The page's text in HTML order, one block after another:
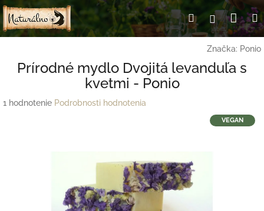
Prejsť
na
obsah
Hľadať
Značka: Ponio
Prírodné mydlo Dvojitá levanduľa s
kvetmi - Ponio
Priemerné
1 hodnotenie Podrobnosti hodnotenia
VEGAN